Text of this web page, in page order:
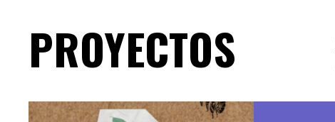
PROYECTOS